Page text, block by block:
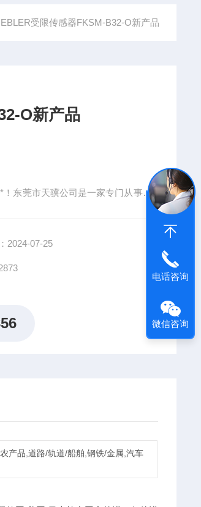
受限传感器FKSM-B32-O新产品
O新产品
东莞市天骥公司是一家专门从事于
2024-07-25
产品,道路/轨道/船舶,钢铁/金属,汽车
电话咨询
微信咨询